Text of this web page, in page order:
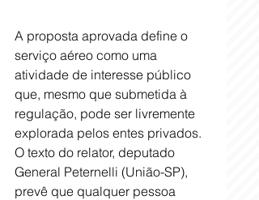
A proposta aprovada define o
serviço aéreo como uma
atividade de interesse público
que, mesmo que submetida à
regulação, pode ser livremente
explorada pelos entes privados.
O texto do relator, deputado
General Peternelli (União-SP),
prevê que qualquer pessoa